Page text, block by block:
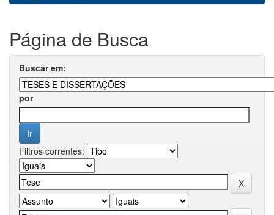
Página de Busca
Buscar em:
por
Filtros correntes: